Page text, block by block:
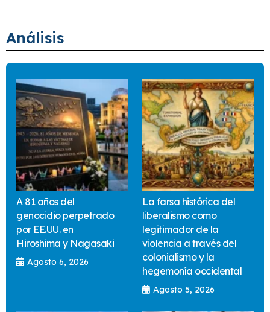
Análisis
A 81 años del
genocidio perpetrado
por EE.UU. en
Hiroshima y Nagasaki
Agosto 6, 2026
La farsa histórica del
liberalismo como
legitimador de la
violencia a través del
colonialismo y la
hegemonía occidental
Agosto 5, 2026